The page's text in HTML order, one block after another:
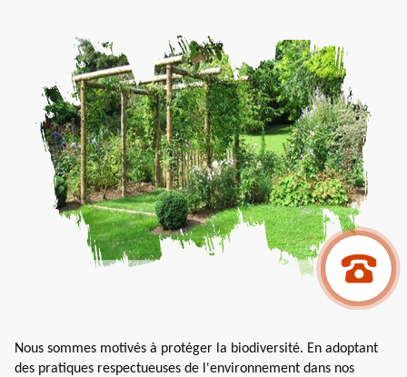
Nous sommes motivés à protéger la biodiversité. En adoptant
des pratiques respectueuses de l'environnement dans nos